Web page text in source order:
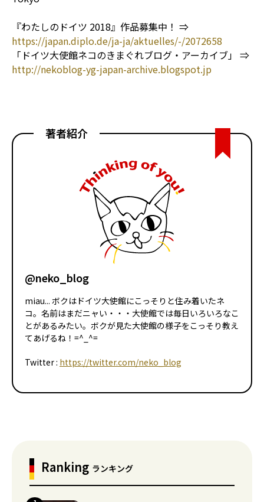
『わたしのドイツ 2018』作品募集中！ ⇒
https://japan.diplo.de/ja-ja/aktuelles/-/2072658
「ドイツ大使館ネコのきまぐれブログ・アーカイブ」 ⇒
http://nekoblog-yg-japan-archive.blogspot.jp
著者紹介
@neko_blog
miau... ボクはドイツ大使館にこっそりと住み着いたネ
コ。名前はまだニャい・・・大使館では毎日いろいろなこ
とがあるみたい。ボクが見た大使館の様子をこっそり教え
てあげるね！=^_^=
Twitter : https://twitter.com/neko_blog
Ranking ランキング